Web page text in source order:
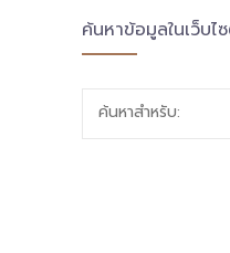
สร้างชุมชนแห่ง
ค้นหาข้อมูลในเว็บไ
ค้นหาสำหรับ: